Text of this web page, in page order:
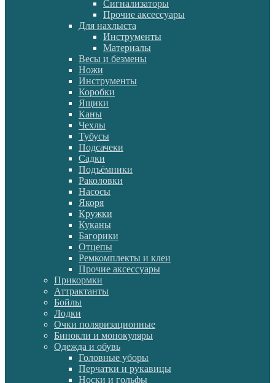
Сигнализаторы
Прочие аксессуары
Для нахлыста
Инструменты
Материалы
Весы и безмены
Ножи
Инструменты
Коробки
Ящики
Каны
Чехлы
Тубусы
Подсачеки
Садки
Подъёмники
Раколовки
Насосы
Якоря
Кружки
Куканы
Багорики
Отцепы
Ремкомплекты и клеи
Прочие аксессуары
Прикормки
Аттрактанты
Бойлы
Лодки
Очки поляризационные
Бинокли и монокуляры
Одежда и обувь
Головные уборы
Перчатки и рукавицы
Носки и гольфы